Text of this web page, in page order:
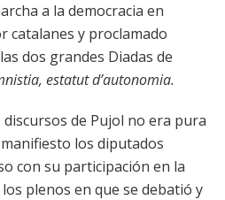
a la democracia en
catalanes y proclamado
dos grandes Diadas de
estatut d’autonomia.
de Pujol no era pura
los diputados
con su participación en la
plenos en que se debatió y